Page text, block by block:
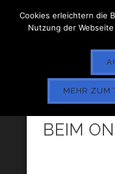
BEIM
Cookies erleichtern die
Nutzung der
MEHR ZUM